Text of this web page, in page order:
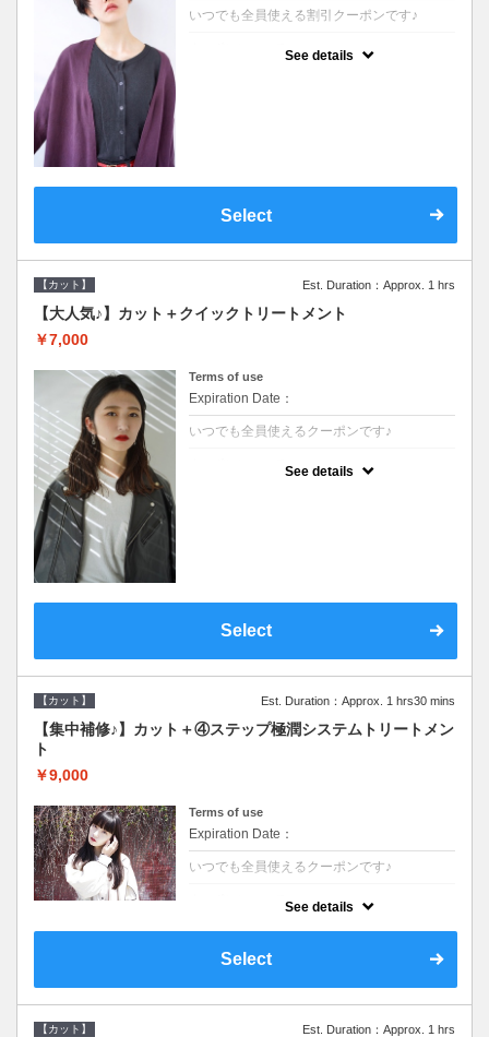
いつでも全員使える割引クーポンです♪
See details
Select
【カット】 Est. Duration：Approx. 1 hrs
【大人気♪】カット＋クイックトリートメント
￥7,000
Terms of use
Expiration Date：
いつでも全員使えるクーポンです♪
See details
Select
【カット】 Est. Duration：Approx. 1 hrs30 mins
【集中補修♪】カット＋④ステップ極潤システムトリートメン
ト
￥9,000
Terms of use
Expiration Date：
いつでも全員使えるクーポンです♪
ら修復し美髪へと導く最新4stepトリートメ
ント☆内側からしっかり修復したい方に♪
See details
Select
【カット】 Est. Duration：Approx. 1 hrs